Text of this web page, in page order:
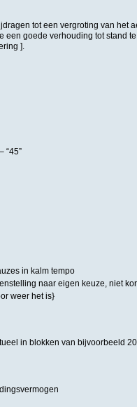
tot een vergroting van het
goede verhouding tot stand
].
“45”
in kalm tempo
naar eigen keuze, niet
weer het is}
in blokken van bijvoorbeeld